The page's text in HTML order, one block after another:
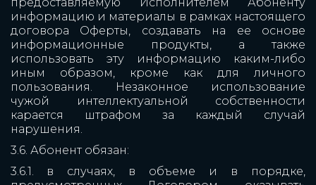
информацию и материалы в рамках настоящего
договора Оферты, создавать на ее основе
информационные продукты, а также
использовать эту информацию каким-либо
иным образом, кроме как для личного
пользования. Незаконное использование
чужой интеллектуальной собственности
карается штрафом за каждый случай
нарушения.
3.6. Абонент обязан:
3.6.1. в случаях, в объеме и в порядке,